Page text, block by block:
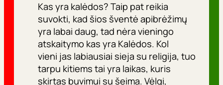
Kas yra kalėdos? Taip pat reikia
suvokti, kad šios šventė apibrėžimų
yra labai daug, tad nėra vieningo
atskaitymo kas yra Kalėdos. Kol
vieni jas labiausiai sieja su religija, tuo
tarpu kitiems tai yra laikas, kuris
skirtas buvimui su šeima. Vėlgi,